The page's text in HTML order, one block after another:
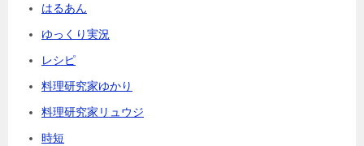
はるあん
ゆっくり実況
レシピ
料理研究家ゆかり
料理研究家リュウジ
時短